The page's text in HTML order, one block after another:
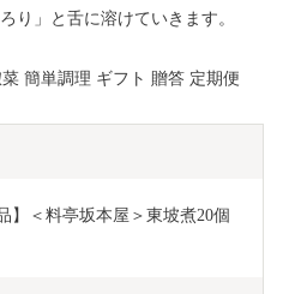
り」と舌に溶けていきます。
簡単調理 ギフト 贈答 定期便
】＜料亭坂本屋＞東坡煮20個